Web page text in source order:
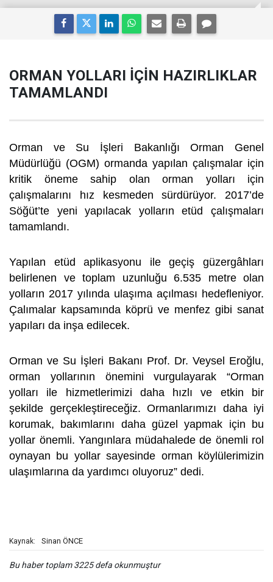
ORMAN YOLLARI İÇİN HAZIRLIKLAR
TAMAMLANDI
Orman ve Su İşleri Bakanlığı Orman Genel
Müdürlüğü (OGM) ormanda yapılan çalışmalar için
kritik öneme sahip olan orman yolları için
çalışmalarını hız kesmeden sürdürüyor. 2017’de
Söğüt’te yeni yapılacak yolların etüd çalışmaları
tamamlandı.
Yapılan etüd aplikasyonu ile geçiş güzergâhları
belirlenen ve toplam uzunluğu 6.535 metre olan
yolların 2017 yılında ulaşıma açılması hedefleniyor.
Çalımalar kapsamında köprü ve menfez gibi sanat
yapıları da inşa edilecek.
Orman ve Su İşleri Bakanı Prof. Dr. Veysel Eroğlu,
orman yollarının önemini vurgulayarak “Orman
yolları ile hizmetlerimizi daha hızlı ve etkin bir
şekilde gerçekleştireceğiz. Ormanlarımızı daha iyi
korumak, bakımlarını daha güzel yapmak için bu
yollar önemli. Yangınlara müdahalede de önemli rol
oynayan bu yollar sayesinde orman köylülerimizin
ulaşımlarına da yardımcı oluyoruz” dedi.
Kaynak: Sinan ÖNCE
Bu haber toplam 3225 defa okunmuştur